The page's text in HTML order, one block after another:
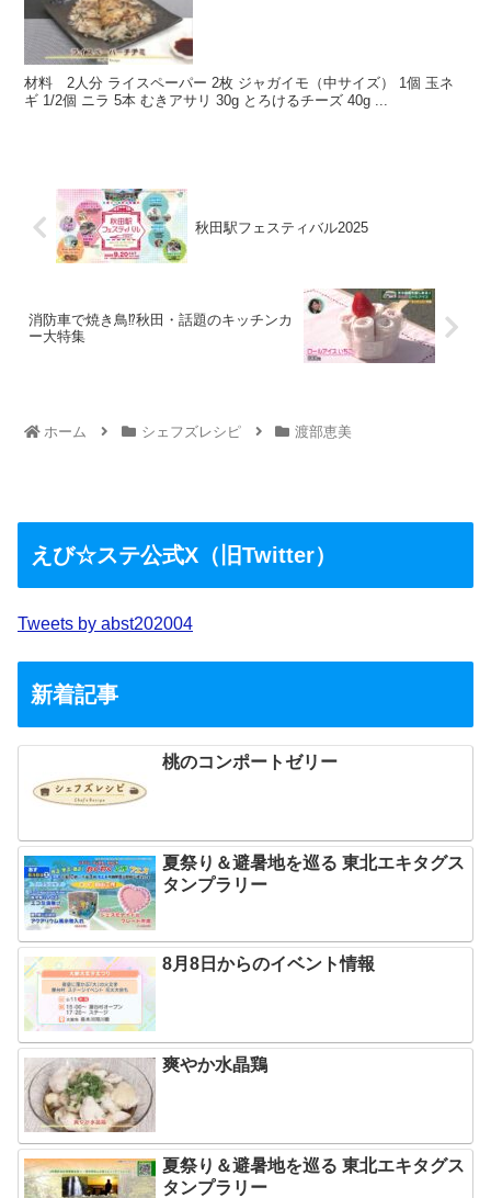
材料 2人分 ライスペーパー 2枚 ジャガイモ（中サイズ） 1個 玉ネ
ギ 1/2個 ニラ 5本 むきアサリ 30g とろけるチーズ 40g ...
秋田駅フェスティバル2025
消防車で焼き鳥⁉秋田・話題のキッチンカ
ー大特集
ホーム シェフズレシピ 渡部恵美
えび☆ステ公式X（旧Twitter）
Tweets by abst202004
新着記事
桃のコンポートゼリー
夏祭り＆避暑地を巡る 東北エキタグス
タンプラリー
8月8日からのイベント情報
爽やか水晶鶏
夏祭り＆避暑地を巡る 東北エキタグス
タンプラリー